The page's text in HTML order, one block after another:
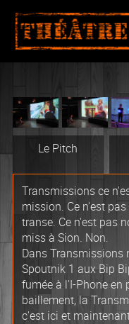
Le Pitch
Transmissions ce
mission. Ce n'est
transe. Ce n'est pas
miss à Sion. Non.
Dans Transmissions
Spoutnik 1 aux Bip
fumée à l'I-Phone en
baillement, la
c'est ici et